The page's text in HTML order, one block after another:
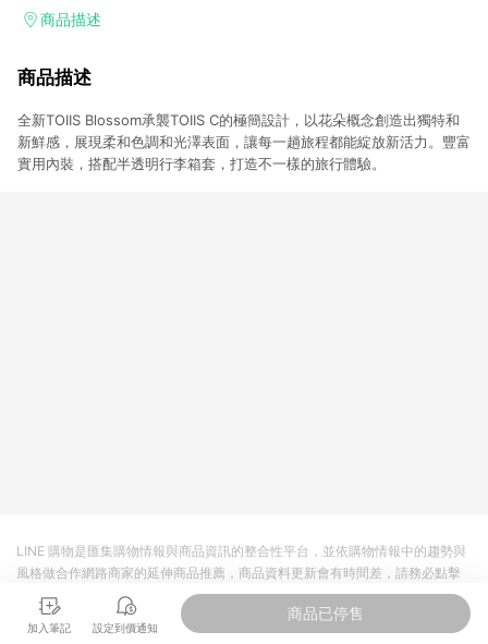
商品描述
商品描述
全新TOIIS Blossom承襲TOIIS C的極簡設計，以花朵概念創造出獨特和
新鮮感，展現柔和色調和光澤表面，讓每一趟旅程都能綻放新活力。豐富
實用內裝，搭配半透明行李箱套，打造不一樣的旅行體驗。
加入筆記 設定到價通知
商品已停售
LINE 購物是匯集購物情報與商品資訊的整合性平台，並依購物情報中的趨勢與
風格做合作網路商家的延伸商品推薦，商品資料更新會有時間差，請務必點擊
商品至各合作網路商家，確認現售價與購物條件，一切資訊以合作廠商網頁為
準。